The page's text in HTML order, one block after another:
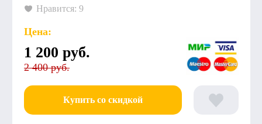
Нравится: 9
Цена:
1 200 руб.
2 400 руб.
Купить со скидкой